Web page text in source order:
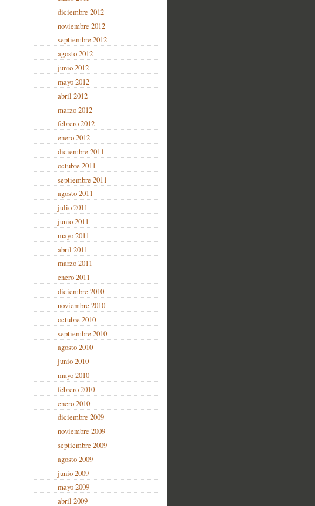
diciembre 2012
noviembre 2012
septiembre 2012
agosto 2012
junio 2012
mayo 2012
abril 2012
marzo 2012
febrero 2012
enero 2012
diciembre 2011
octubre 2011
septiembre 2011
agosto 2011
julio 2011
junio 2011
mayo 2011
abril 2011
marzo 2011
enero 2011
diciembre 2010
noviembre 2010
octubre 2010
septiembre 2010
agosto 2010
junio 2010
mayo 2010
febrero 2010
enero 2010
diciembre 2009
noviembre 2009
septiembre 2009
agosto 2009
junio 2009
mayo 2009
abril 2009